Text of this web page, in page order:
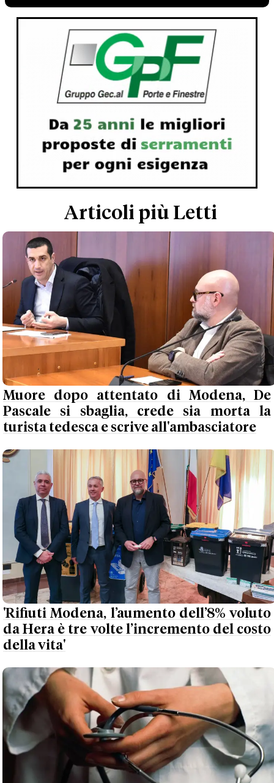
Articoli più Letti
Muore dopo attentato di Modena, De
Pascale si sbaglia, crede sia morta la
turista tedesca e scrive all'ambasciatore
'Rifiuti Modena, l’aumento dell’8% voluto
da Hera è tre volte l’incremento del costo
della vita'